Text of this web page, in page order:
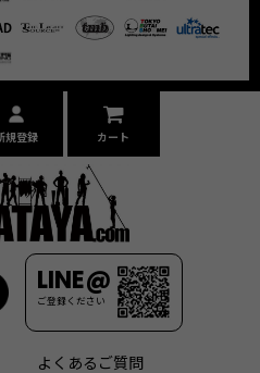
LINE@
ご登録ください
規登録 カート
よくあるご質問